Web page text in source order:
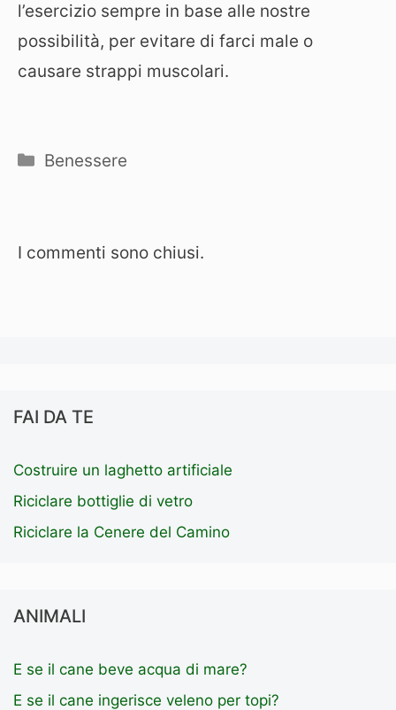
l’esercizio sempre in base alle nostre
possibilità, per evitare di farci male o
causare strappi muscolari.
Categorie
Benessere
I commenti sono chiusi.
FAI DA TE
Costruire un laghetto artificiale
Riciclare bottiglie di vetro
Riciclare la Cenere del Camino
ANIMALI
E se il cane beve acqua di mare?
E se il cane ingerisce veleno per topi?